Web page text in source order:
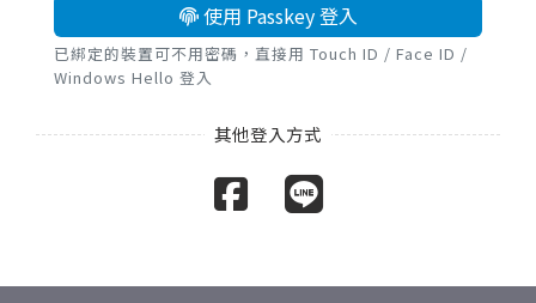
使用 Passkey 登入
已綁定的裝置可不用密碼，直接用 Touch ID / Face ID /
Windows Hello 登入